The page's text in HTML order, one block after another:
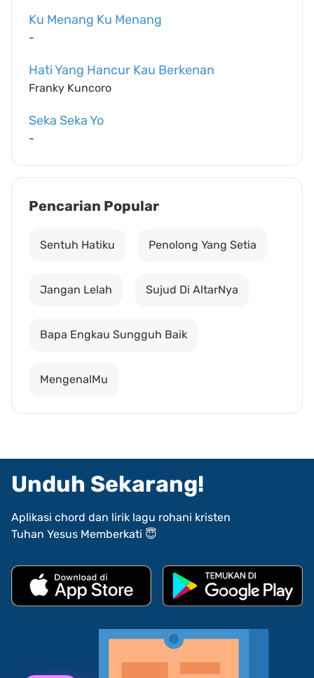
Ku Menang Ku Menang
-
Hati Yang Hancur Kau Berkenan
Franky Kuncoro
Seka Seka Yo
-
Pencarian Popular
Sentuh Hatiku Penolong Yang Setia
Jangan Lelah Sujud Di AltarNya
Bapa Engkau Sungguh Baik
MengenalMu
Unduh Sekarang!
Aplikasi chord dan lirik lagu rohani kristen
Tuhan Yesus Memberkati 😇